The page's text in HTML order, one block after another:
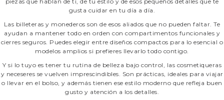
gusta cuidar en tu día a día.
Las billeteras y monederos son de esos aliados que no pueden faltar. Te
ayudan a mantener todo en orden con compartimentos funcionales y
cierres seguros. Puedes elegir entre diseños compactos para lo esencial o
modelos amplios si prefieres llevarlo todo contigo.
Y si lo tuyo es tener tu rutina de belleza bajo control, las cosmetiqueras
y neceseres se vuelven imprescindibles. Son prácticas, ideales para viajar
o llevar en el bolso, y además tienen ese estilo moderno que refleja buen
gusto y atención a los detalles.